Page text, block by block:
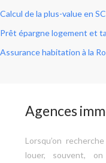
Calcul de la plus-value en
Prêt épargne logement et
Assurance habitation à la
Agences
Lorsqu’on
louer, souvent,